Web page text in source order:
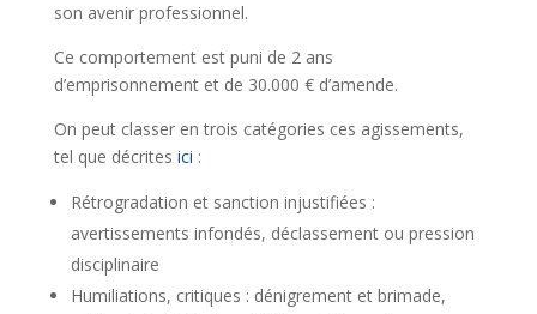
son avenir professionnel.
Ce comportement est puni de 2 ans
d’emprisonnement et de 30.000 € d’amende.
On peut classer en trois catégories ces agissements,
tel que décrites ici :
Rétrogradation et sanction injustifiées :
avertissements infondés, déclassement ou pression
disciplinaire
Humiliations, critiques : dénigrement et brimade,